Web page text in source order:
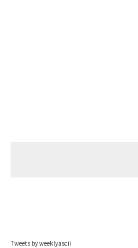
Tweets by weeklyascii